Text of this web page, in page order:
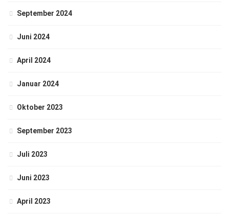
September 2024
Juni 2024
April 2024
Januar 2024
Oktober 2023
September 2023
Juli 2023
Juni 2023
April 2023